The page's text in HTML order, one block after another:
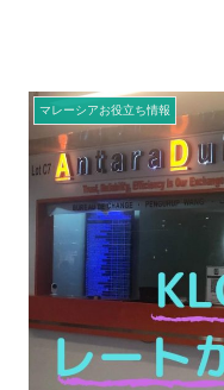
マレーシアお役立ち情報